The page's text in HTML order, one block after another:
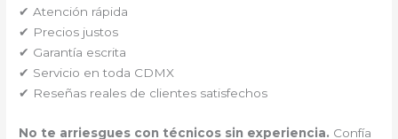
✔ Atención rápida
✔ Precios justos
✔ Garantía escrita
✔ Servicio en toda CDMX
✔ Reseñas reales de clientes satisfechos
No te arriesgues con técnicos sin experiencia. Confía